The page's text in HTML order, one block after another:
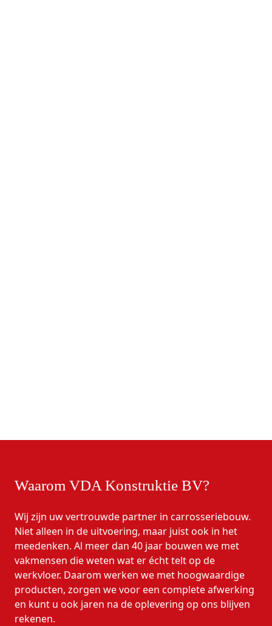
Waarom VDA Konstruktie BV?
Wij zijn uw vertrouwde partner in carrosseriebouw.
Niet alleen in de uitvoering, maar juist ook in het
meedenken. Al meer dan 40 jaar bouwen we met
vakmensen die weten wat er écht telt op de
werkvloer. Daarom werken we met hoogwaardige
producten, zorgen we voor een complete afwerking
en kunt u ook jaren na de oplevering op ons blijven
rekenen.